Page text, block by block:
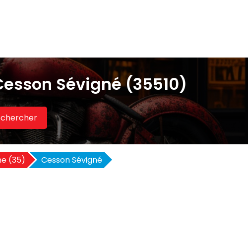
Sévigné (35510)
(35) Cesson Sévigné